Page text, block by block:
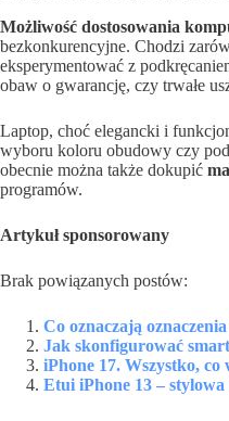
Możliwość dostosowania
bezkonkurencyjne. Chodzi
eksperymentować z
obaw o gwarancję, czy trwałe
Laptop, choć elegancki i
wyboru koloru obudowy czy
obecnie można także dokupić
programów.
Artykuł sponsorowany
Brak powiązanych postów:
Co oznaczają
Jak skonfigurować
iPhone 17. Wszystko,
Etui iPhone 13 –